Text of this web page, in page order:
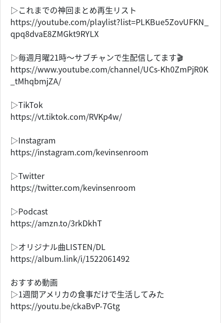
▷これまでの神回まとめ再生リスト
https://youtube.com/playlist?list=PLKBue5ZovUFKN_
qpq8dvaE8ZMGkt9RYLX
▷毎週月曜21時〜サブチャンで生配信してます🎬
https://www.youtube.com/channel/UCs-Kh0ZmPjR0K
_tMhqbmjZA/
▷TikTok
https://vt.tiktok.com/RVKp4w/
▷Instagram
https://instagram.com/kevinsenroom
▷Twitter
https://twitter.com/kevinsenroom
▷Podcast
https://amzn.to/3rkDkhT
▷オリジナル曲LISTEN/DL
https://album.link/i/1522061492
おすすめ動画
▷1週間アメリカの食事だけで生活してみた
https://youtu.be/ckaBvP-7Gtg